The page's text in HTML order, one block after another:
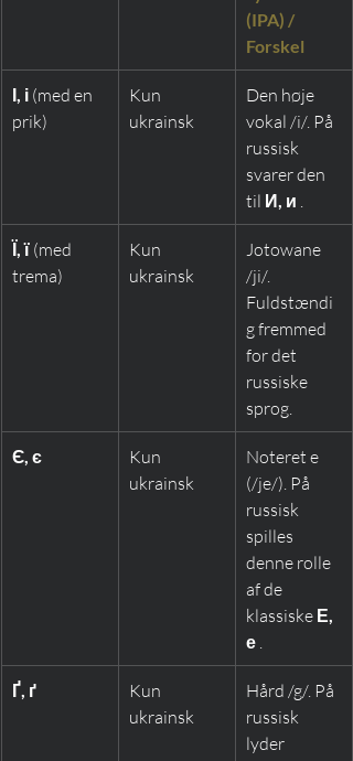
(IPA) /
Forskel
І, і (med en
prik)
Kun
ukrainsk
Den høje
vokal /i/. På
russisk
svarer den
til И, и
Ї, ї (med
trema)
Kun
ukrainsk
Jotowane
/ji/.
Fuldstændi
g fremmed
for det
russiske
sprog.
Є, є
Kun
ukrainsk
Noteret e
(/je/). På
russisk
spilles
denne rolle
af de
klassiske Е,
е
Ґ, ґ
Kun
ukrainsk
Hård /g/. På
russisk
lyder